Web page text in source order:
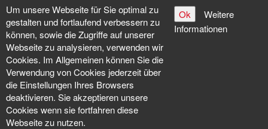
Um unsere Webseite für Sie optimal zu
gestalten und fortlaufend verbessern zu
können, sowie die Zugriffe auf unserer
Webseite zu analysieren, verwenden wir
Cookies. Im Allgemeinen können Sie die
Verwendung von Cookies jederzeit über
die Einstellungen Ihres Browsers
deaktivieren. Sie akzeptieren unsere
Cookies wenn sie fortfahren diese
Webseite zu nutzen.
Ok
Weitere
Informationen